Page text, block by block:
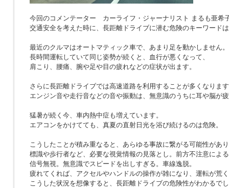
今回のコメンテーター カーライフ・ジャーナリスト まるも亜希
交通安全を考えた時に、長距離ドライブに潜む危険のキーワード
最近のクルマはオートマティック車で、あまり足を動かしません。
長時間運転していて同じ姿勢が続くと、血行が悪くなって、
肩こり、腰痛、腕や足や目の疲れなどの症状が出ます。
さらに長距離ドライブでは高速道路を利用することが多くなりま
エンジン音や走行音などの音や振動は、無意識のうちに耳や脳が
猛暑が続く今、車内熱中症も増えています。
エアコンをかけてても、真夏の直射日光を浴び続けるのは危険。
こうしたことが積み重なると、あらゆる事故に繋がる可能性があ
標識や歩行者など、必要な視覚情報の見落とし。前方不注意によ
信号無視。無意識でスピードを出しすぎる。車線逸脱。
疲れてくれば、アクセルやハンドルの操作が雑になり、運転が荒
こうした状況を想像すると、長距離ドライブの危険性がわかるで